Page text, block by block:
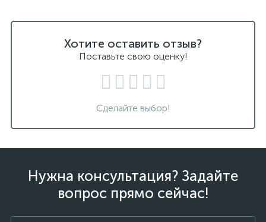
Хотите оставить отзыв?
Поставьте свою оценку!
Сделайте выбор!
Нужна консультация? Задайте
вопрос прямо сейчас!